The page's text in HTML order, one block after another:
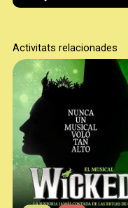
Activitats relacionades